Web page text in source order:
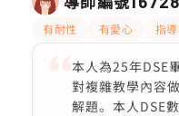
有耐性 有愛心 指
本人為25年DSE
對複雜教學內容
解題。本人DSE